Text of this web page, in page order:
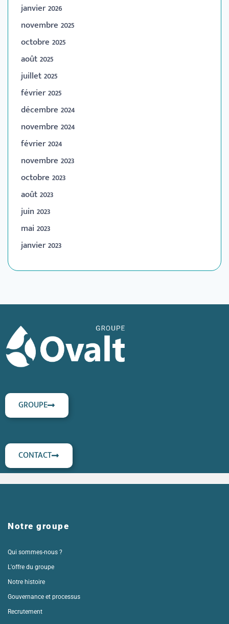
janvier 2026
novembre 2025
octobre 2025
août 2025
juillet 2025
février 2025
décembre 2024
novembre 2024
février 2024
novembre 2023
octobre 2023
août 2023
juin 2023
mai 2023
janvier 2023
GROUPE
CONTACT
Notre groupe
Qui sommes-nous ?
L'offre du groupe
Notre histoire
Gouvernance et processus
Recrutement